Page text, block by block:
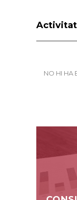
NO HI HA